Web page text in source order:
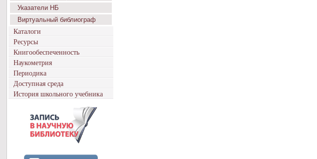
Указатели НБ
Виртуальный библиограф
Каталоги
Ресурсы
Книгообеспеченность
Наукометрия
Периодика
Доступная среда
История школьного учебника